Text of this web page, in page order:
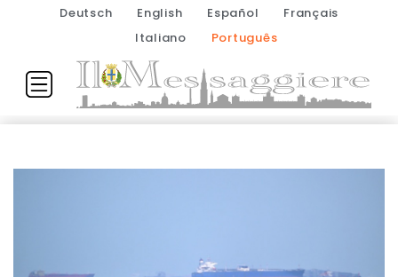
Deutsch English Español
Français
Italiano
Português